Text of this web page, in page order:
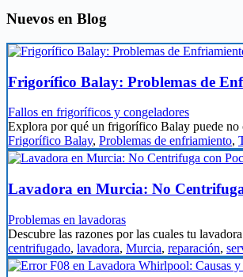
Nuevos en Blog
Frigorífico Balay: Problemas de
Fallos en frigoríficos y congeladores
Explora por qué un frigorífico Balay puede no
Frigorífico Balay, Problemas de enfriamiento,
Lavadora en Murcia: No
Problemas en lavadoras
Descubre las razones por las cuales tu
centrifugado, lavadora, Murcia, reparación,